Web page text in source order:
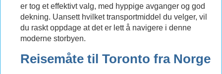
er tog et effektivt valg, med hyppige avganger og god
dekning. Uansett hvilket transportmiddel du velger, vil
du raskt oppdage at det er lett å navigere i denne
moderne storbyen.
Reisemåte til Toronto fra Norge